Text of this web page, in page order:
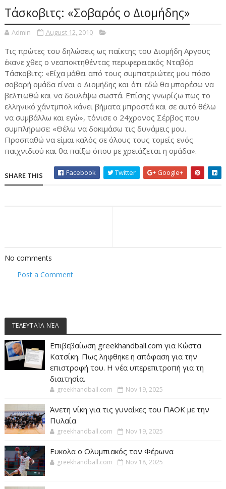
Τάσκοβιτς: «Σοβαρός ο Διομήδης»
Admin August 12, 2010
Τις πρώτες του δηλώσεις ως παίκτης του Διομήδη Αργους
έκανε χθες ο νεαποκτηθέντας περιφερειακός Νταβόρ
Τάσκοβιτς: «Είχα μάθει από τους συμπατριώτες μου πόσο
σοβαρή ομάδα είναι ο Διομήδης και ότι εδώ θα μπορέσω να
βελτιωθώ και να δουλέψω σωστά. Επίσης γνωρίζω πως το
ελληνικό χάντμπολ κάνει βήματα μπροστά και σε αυτό θέλω
να συμβάλλω και εγώ», τόνισε ο 24χρονος Σέρβος που
συμπλήρωσε: «Θέλω να δοκιμάσω τις δυνάμεις μου.
Προσπαθώ να είμαι καλός σε όλους τους τομείς ενός
παιχνιδιού και θα παίξω όπου με χρειάζεται η ομάδα».
SHARE THIS Facebook Twitter Google+
No comments
Post a Comment
ΤΕΛΕΥΤΑΊΑ ΝΈΑ
Επιβεβαίωση greekhandball.com για Κώστα
Κατσίκη. Πως ληφθηκε η απόφαση για την
επιστροφή του. Η νέα υπερεπιτροπή για τη
διαιτησία.
greekhandball.com Nov 19, 2025
Άνετη νίκη για τις γυναίκες του ΠΑΟΚ με την
Πυλαία
greekhandball.com Nov 19, 2025
Ευκολα ο Ολυμπιακός τον Φέρωνα
greekhandball.com Nov 18, 2025